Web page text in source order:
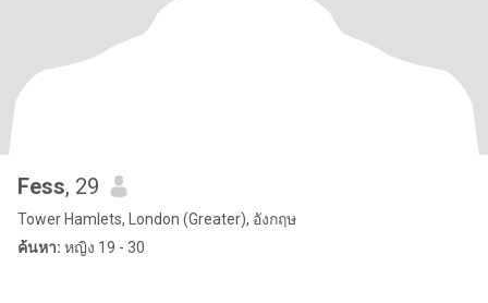
Fess, 29
Tower Hamlets, London (Greater), อังกฤษ
ค้นหา: หญิง 19 - 30